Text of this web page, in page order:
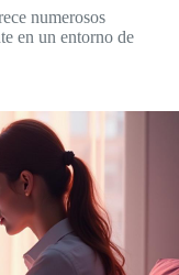
numerosos
en un entorno de